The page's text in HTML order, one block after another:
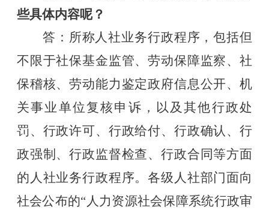
些具体内容呢？
答： 所称人社业务行政程序，包括但
不限于社保基金监管、劳动保障监察、社
保稽核、劳动能力鉴定政府信息公开、机
关事业单位复核申诉，以及其他行政处
罚、行政许可、行政给付、行政确认、行
政强制、行政监督检查、行政合同等方面
的人社业务行政程序。各级人社部门面向
社会公布的“人力资源社会保障系统行政审